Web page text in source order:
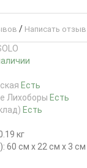
/ Написать отзыв
Есть
Лихоборы Есть
Есть
кг
60 см x 22 см x 3 см